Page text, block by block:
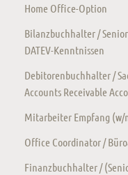
Home Office-Option
Bilanzbuchhalter /
DATEV-Kenntnissen
Debitorenbuchhalter /
Accounts Receivable
Mitarbeiter Empfang (w/
Office Coordinator /
Finanzbuchhalter /